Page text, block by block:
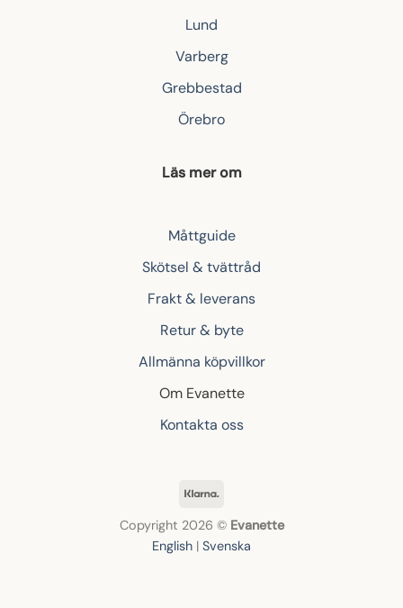
Lund
Varberg
Grebbestad
Örebro
Läs mer om
Måttguide
Skötsel & tvättråd
Frakt & leverans
Retur & byte
Allmänna köpvillkor
Om Evanette
Kontakta oss
Klarna
Copyright 2026 © Evanette
English | Svenska